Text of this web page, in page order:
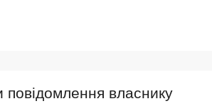
власнику